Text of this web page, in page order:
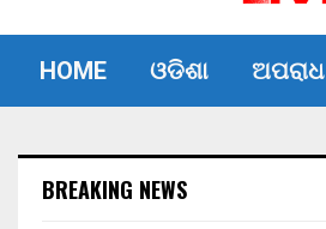
HOME ଓଡିଶା ଅପରାଧ
BREAKING NEWS